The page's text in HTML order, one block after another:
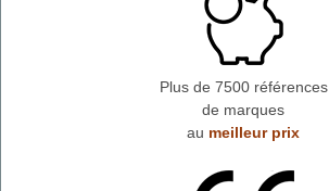
Plus de 7500 références
de marques
au meilleur prix